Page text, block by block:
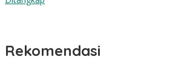
Rekomendasi